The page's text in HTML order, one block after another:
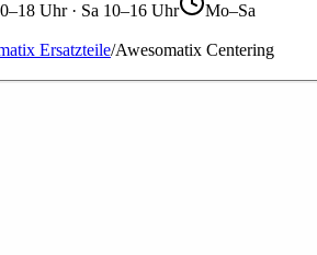
Uhr · Sa 10–16 Uhr
Mo–Sa
Ersatzteile/Awesomatix Centering